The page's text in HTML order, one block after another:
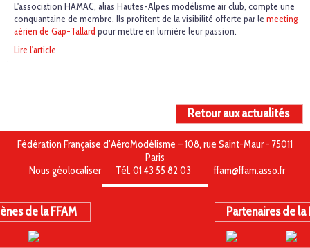
L'association HAMAC, alias Hautes-Alpes modélisme air club, compte une
conquantaine de membre. Ils profitent de la visibilité offerte par le meeting
aérien de Gap-Tallard pour mettre en lumière leur passion.
Lire l'article
Retour aux actualités
Fédération Française d’AéroModélisme – 108, rue Saint-Maur - 75011
Paris
Nous géolocaliser
Tél. 01 43 55 82 03 ffam@ffam.asso.fr
de la FFAM Partenaires de la